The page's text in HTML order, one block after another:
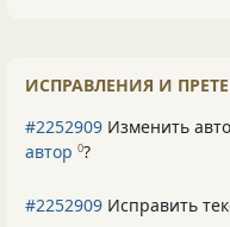
ИСПРАВЛЕНИЯ И
#2252909 Изменить
автор 0?
#2252909 Исправить